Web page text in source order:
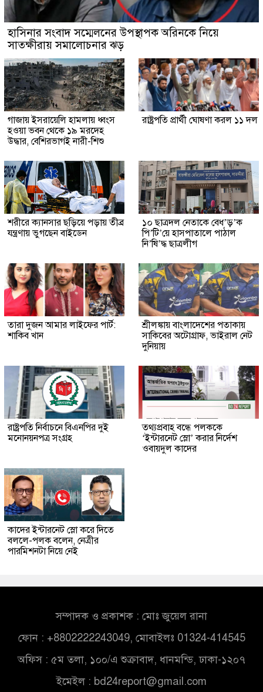
হাসিনার সংবাদ সম্মেলনের উপস্থাপক অরিনকে নিয়ে
সাতক্ষীরায় সমালোচনার ঝড়
গাজায় ইসরায়েলি হামলায় ধ্বংস
হওয়া ভবন থেকে ১৯ মরদেহ
উদ্ধার, বেশিরভাগই নারী-শিশু
রাষ্ট্রপতি প্রার্থী ঘোষণা করল ১১ দল
শরীরে ক্যানসার ছড়িয়ে পড়ায় তীব্র
যন্ত্রণায় ভুগছেন বাইডেন
১০ ছাত্রদল নেতাকে বেধ’ড়’ক
পি’টি’য়ে হাসপাতালে পাঠাল
নি’ষি’দ্ধ ছাত্রলীগ
তারা দুজন আমার লাইফের পার্ট:
শাকিব খান
শ্রীলঙ্কায় বাংলাদেশের পতাকায়
সাকিবের অটোগ্রাফ, ভাইরাল নেট
দুনিয়ায়
রাষ্ট্রপতি নির্বাচনে বিএনপির দুই
মনোনয়নপত্র সংগ্রহ
তথ্যপ্রবাহ বন্ধে পলককে
‘ইন্টারনেট স্লো’ করার নির্দেশ
ওবায়দুল কাদের
কাদের ইন্টারনেট স্লো করে দিতে
বললে-পলক বলেন, নেত্রীর
পারমিশনটা নিয়ে নেই
সম্পাদক ও প্রকাশক : মোঃ জুয়েল রানা
ফোন : +8802222243049, মোবাইলঃ 01324-414545
অফিস : ৫ম তলা, ১০০/এ শুক্রাবাদ, ধানমন্ডি, ঢাকা-১২০৭
ইমেইল : bd24report@gmail.com